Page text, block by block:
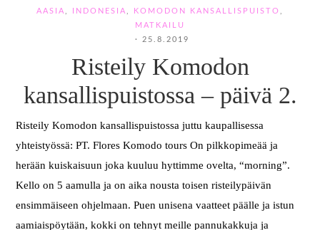
AASIA, INDONESIA, KOMODON KANSALLISPUISTO,
MATKAILU
· 25.8.2019
Risteily Komodon
kansallispuistossa – päivä 2.
Risteily Komodon kansallispuistossa juttu kaupallisessa
yhteistyössä: PT. Flores Komodo tours On pilkkopimeää ja
herään kuiskaisuun joka kuuluu hyttimme ovelta, “morning”.
Kello on 5 aamulla ja on aika nousta toisen risteilypäivän
ensimmäiseen ohjelmaan. Puen unisena vaatteet päälle ja istun
aamiaispöytään, kokki on tehnyt meille pannukakkuja ja